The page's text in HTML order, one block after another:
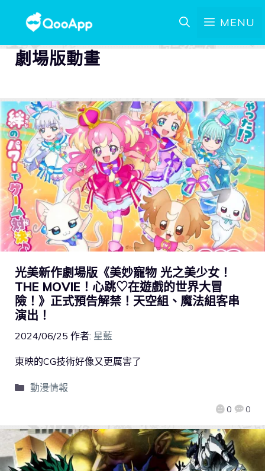
MENU
劇場版動畫
光美新作劇場版《美妙寵物 光之美少女！
THE MOVIE！心跳♡在遊戲的世界大冒
險！》正式預告解禁！天空組、魔法組客串
演出！
2024/06/25 作者: 星藍
0 0
東映的CG技術好像又更厲害了
動漫情報